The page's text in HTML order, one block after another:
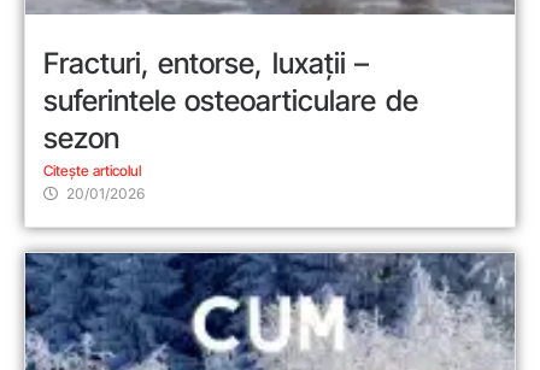
Fracturi, entorse, luxații –
suferintele osteoarticulare de
sezon
Citește articolul
20/01/2026